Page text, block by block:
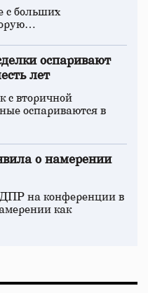
с больших
оспаривают
лет
с вторичной
оспариваются в
о намерении
на конференции в
как